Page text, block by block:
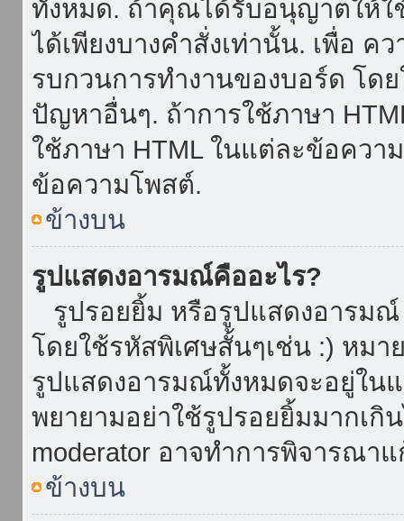
ทั้งหมด. ถ้าคุณได้รับอนุญาตให้ใ
ได้เพียงบางคำสั่งเท่านั้น. เพื่อ
รบกวนการทำงานของบอร์ด โด
ปัญหาอื่นๆ. ถ้าการใช้ภาษา
ใช้ภาษา HTML ในแต่ละข้อคว
ข้อความโพสต์.
ข้างบน
รูปแสดงอารมณ์คืออะไร?
รูปรอยยิ้ม หรือรูปแสดงอารมณ์
โดยใช้รหัสพิเศษสั้นๆเช่น :) หมา
รูปแสดงอารมณ์ทั้งหมดจะอยู่ใ
พยายามอย่าใช้รูปรอยยิ้มมากเกิ
moderator อาจทำการพิจารณา
ข้างบน